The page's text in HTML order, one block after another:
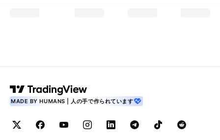
MADE BY HUMANS | 人の手で作られています